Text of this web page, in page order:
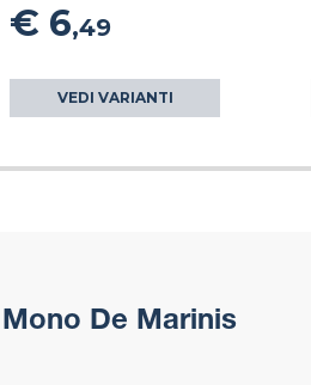
€ 6,49
VEDI VARIANTI
De Marinis